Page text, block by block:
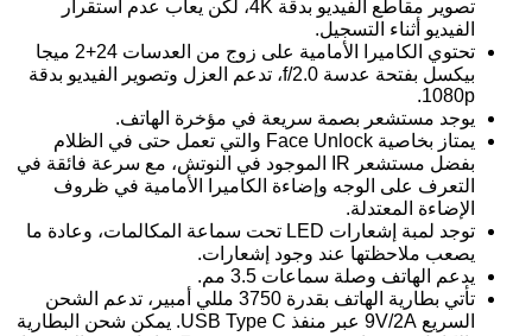
تصوير مقاطع الفيديو بدقة 4K، لكن يعاب عدم استقرار
الفيديو أثناء التسجيل.
تحتوي الكاميرا الأمامية على زوج من العدسات 24+2 ميجا
بيكسل بفتحة عدسة f/2.0، تدعم العزل وتصوير الفيديو بدقة
1080p.
يوجد مستشعر بصمة سريعة في مؤخرة الهاتف.
يمتاز بخاصية Face Unlock والتي تعمل حتى في الظلام
بفضل مستشعر IR الموجود في النوتش، مع سرعة فائقة في
التعرف على الوجه وإضاءة الكاميرا الأمامية في ظروف
الإضاءة المعتدلة.
توجد لمبة إشعارات LED تحت سماعة المكالمات، وعادة ما
يصعب ملاحظتها عند وجود إشعارات.
يدعم الهاتف وصلة سماعات 3.5 مم.
تأتي بطارية الهاتف بقدرة 3750 مللي أمبير، تدعم الشحن
السريع 9V/2A عبر منفذ USB Type C. يمكن شحن البطارية